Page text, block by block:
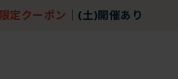
限定クーポン (土)開催あり